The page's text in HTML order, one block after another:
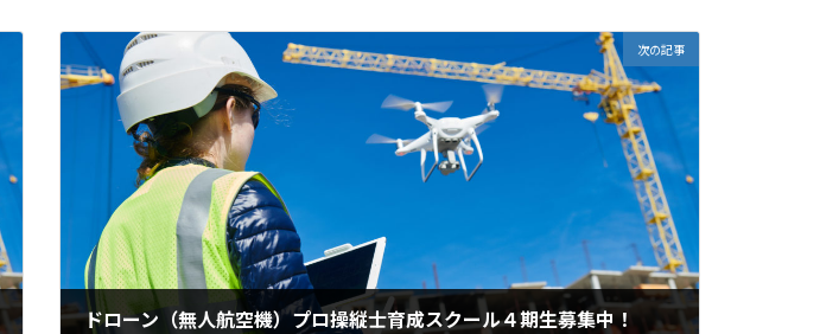
次の記事
ドローン（無人航空機）プロ操縦士育成スクール４期生募集中！